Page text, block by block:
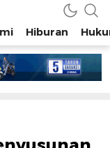
Hiburan